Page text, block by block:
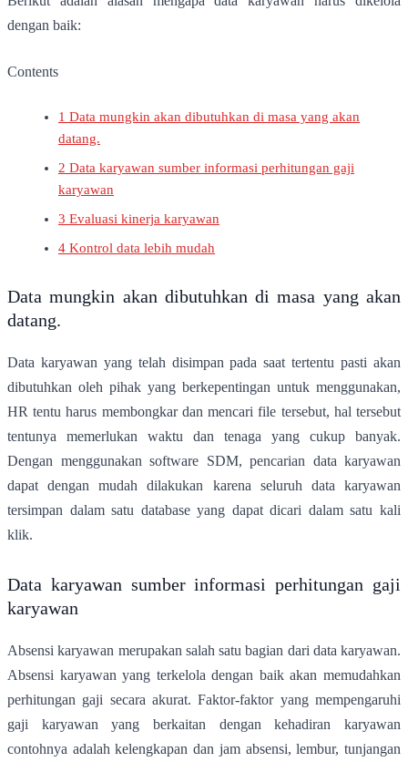
dengan baik:
Contents
1 Data mungkin akan dibutuhkan di masa yang akan
datang.
2 Data karyawan sumber informasi perhitungan gaji
karyawan
3 Evaluasi kinerja karyawan
4 Kontrol data lebih mudah
Data mungkin akan dibutuhkan di masa yang akan
datang.
Data karyawan yang telah disimpan pada saat tertentu pasti akan
dibutuhkan oleh pihak yang berkepentingan untuk menggunakan,
HR tentu harus membongkar dan mencari file tersebut, hal tersebut
tentunya memerlukan waktu dan tenaga yang cukup banyak.
Dengan menggunakan software SDM, pencarian data karyawan
dapat dengan mudah dilakukan karena seluruh data karyawan
tersimpan dalam satu database yang dapat dicari dalam satu kali
klik.
Data karyawan sumber informasi perhitungan gaji
karyawan
Absensi karyawan merupakan salah satu bagian dari data karyawan.
Absensi karyawan yang terkelola dengan baik akan memudahkan
perhitungan gaji secara akurat. Faktor-faktor yang mempengaruhi
gaji karyawan yang berkaitan dengan kehadiran karyawan
contohnya adalah kelengkapan dan jam absensi, lembur, tunjangan